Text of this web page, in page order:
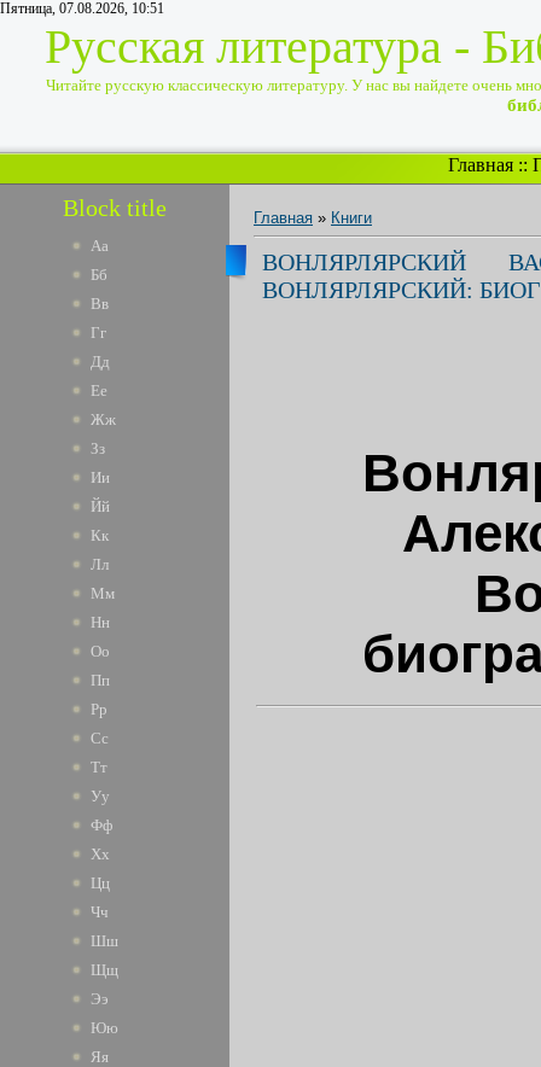
Пятница, 07.08.2026, 10:51
Русская литература -
Читайте русскую классическую литературу. У нас вы найдете очень
Главная ::
Block title
Аа
Бб
Вв
Гг
Дд
Ее
Жж
Зз
Ии
Йй
Кк
Лл
Мм
Нн
Оо
Пп
Рр
Сс
Тт
Уу
Фф
Хх
Цц
Чч
Шш
Щщ
Ээ
Юю
Яя
Главная » Книги
ВОНЛЯРЛЯРСКИЙ
ВОНЛЯРЛЯРСКИЙ: